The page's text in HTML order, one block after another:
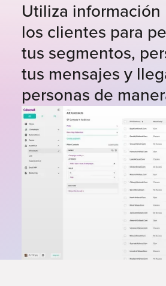
Utiliza información
los clientes para
tus segmentos,
tus mensajes y
personas de